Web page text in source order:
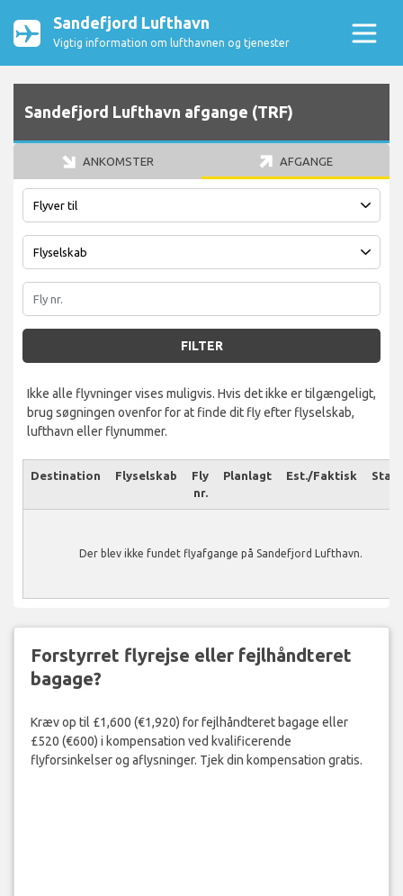
Sandefjord Lufthavn
Vigtig information om lufthavnen og tjenester
Sandefjord Lufthavn afgange (TRF)
ANKOMSTER AFGANGE
FILTER
Ikke alle flyvninger vises muligvis. Hvis det ikke er tilgængeligt,
brug søgningen ovenfor for at finde dit fly efter flyselskab,
lufthavn eller flynummer.
Destination Flyselskab
Fly
nr.
Planlagt Est./Faktisk
Der blev ikke fundet flyafgange på Sandefjord Lufthavn.
Forstyrret flyrejse eller fejlhåndteret
bagage?
Kræv op til £1,600 (€1,920) for fejlhåndteret bagage eller
£520 (€600) i kompensation ved kvalificerende
flyforsinkelser og aflysninger. Tjek din kompensation gratis.